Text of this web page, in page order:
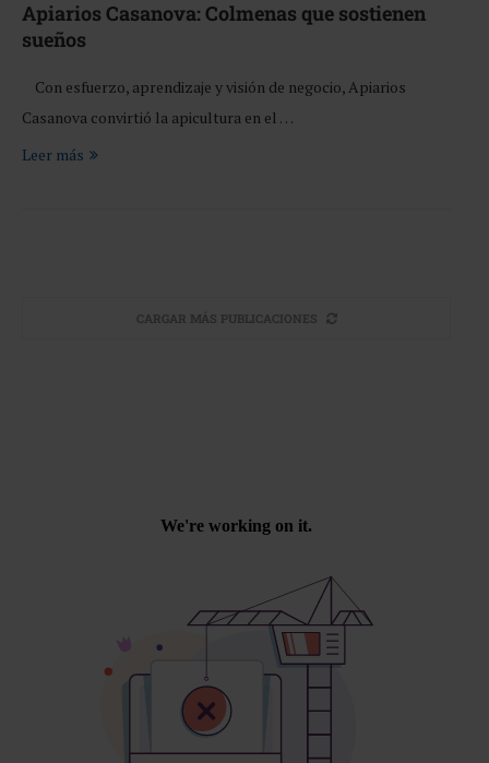
Apiarios Casanova: Colmenas que sostienen
sueños
Con esfuerzo, aprendizaje y visión de negocio, Apiarios
Casanova convirtió la apicultura en el …
Leer más
CARGAR MÁS PUBLICACIONES